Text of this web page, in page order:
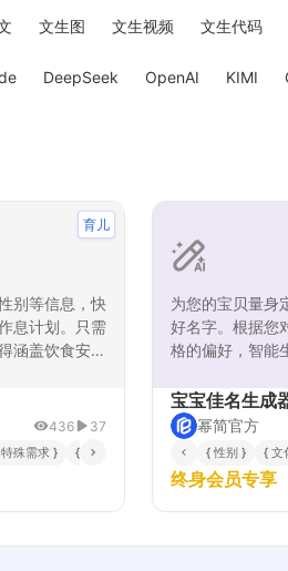
文生图 文生视频 文生代码
DeepSeek OpenAI KIMI
别等信息，快
息计划。只需
涵盖饮食安
无论您是新
员，都能高效
时间并促进孩
全可靠。
育儿
436 37
殊需求 } { 体重 } { 过敏史 }
为您的宝贝量身
好名字。根据您
格的偏好，智能
详细的含义解析
还是现代清新，
命名过程变得简
送上第一份珍贵
宝宝佳名生成
幂简官方
{ 性别 } { 文
终身会员专享